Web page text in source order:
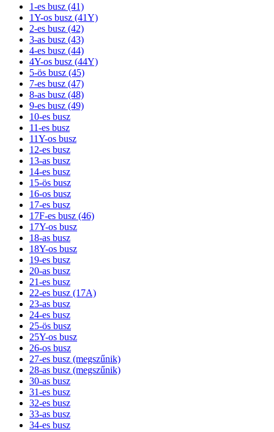
1-es busz (41)
1Y-os busz (41Y)
2-es busz (42)
3-as busz (43)
4-es busz (44)
4Y-os busz (44Y)
5-ös busz (45)
7-es busz (47)
8-as busz (48)
9-es busz (49)
10-es busz
11-es busz
11Y-os busz
12-es busz
13-as busz
14-es busz
15-ös busz
16-os busz
17-es busz
17F-es busz (46)
17Y-os busz
18-as busz
18Y-os busz
19-es busz
20-as busz
21-es busz
22-es busz (17A)
23-as busz
24-es busz
25-ös busz
25Y-os busz
26-os busz
27-es busz (megszűnik)
28-as busz (megszűnik)
30-as busz
31-es busz
32-es busz
33-as busz
34-es busz